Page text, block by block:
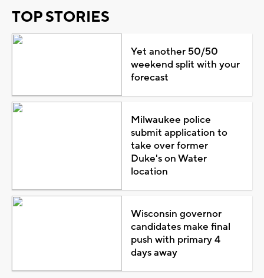
TOP STORIES
Yet another 50/50
weekend split with your
forecast
Milwaukee police
submit application to
take over former
Duke's on Water
location
Wisconsin governor
candidates make final
push with primary 4
days away